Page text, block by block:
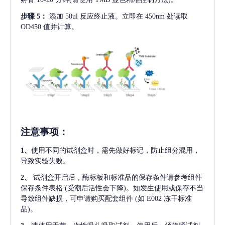
步骤 5： 添加 50ul 反应终止液。立即在 450nm 处读取
OD450 值并计算。
注意事项 ：
1、 使用不同的试剂盒时，需先做好标记，防止组分混用，
导致实验失败。
2、
试剂盒开启后，酶标板和标准品的保存条件请参考组件
保存条件表格 (受潮后活性会下降)。如发生使用或保存不当
导致组件缺损，可申请购买配套组件 (如 E002 冻干标准
品)。